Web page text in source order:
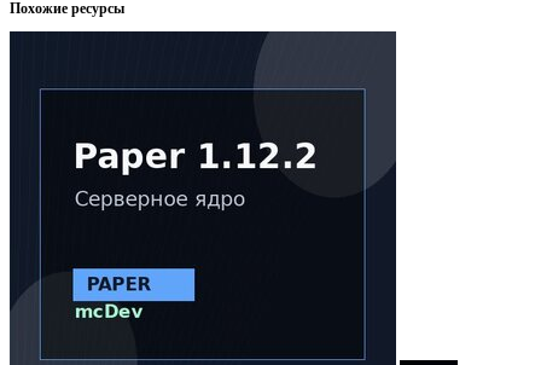
Похожие ресурсы